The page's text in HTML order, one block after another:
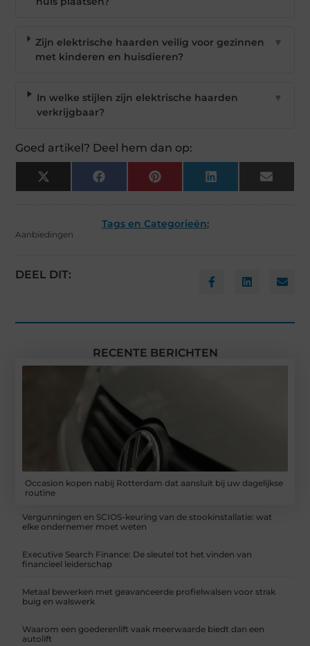
Zijn elektrische haarden veilig voor gezinnen
met kinderen en huisdieren?
▼
In welke stijlen zijn elektrische haarden
verkrijgbaar?
▼
Goed artikel? Deel hem dan op:
X
(Twitter)
Facebook Pinterest LinkedIn Email
Tags en Categorieën:
Aanbiedingen
DEEL DIT:
RECENTE BERICHTEN
Occasion kopen nabij Rotterdam dat aansluit bij uw dagelijkse
routine
Vergunningen en SCIOS-keuring van de stookinstallatie: wat
elke ondernemer moet weten
Executive Search Finance: De sleutel tot het vinden van
financieel leiderschap
Metaal bewerken met geavanceerde profielwalsen voor strak
buig en walswerk
Waarom een goederenlift vaak meerwaarde biedt dan een
autolift